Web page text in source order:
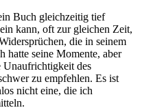
Buch gleichzeitig tief
kann, oft zur gleichen Zeit,
die in seinem
hatte seine Momente, aber
Unaufrichtigkeit des
zu empfehlen. Es ist
nicht eine, die ich